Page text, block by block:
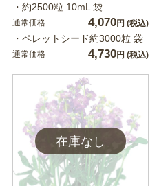
・約2500粒 10mL 袋
通常価格 4,070円 (税込)
・ペレットシード約3000粒 袋
通常価格 4,730円 (税込)